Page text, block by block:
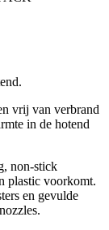
vrij van verbrand
in de hotend
non-stick
plastic voorkomt.
en gevulde